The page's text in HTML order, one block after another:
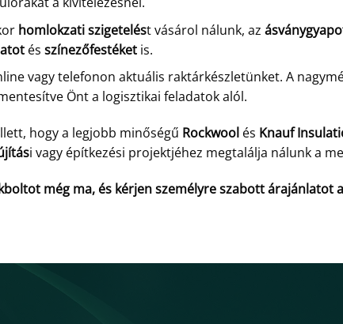
homlokzati szigetelést vásárol nálunk, az
és színezőfestéketis.
vagy telefonon aktuális raktárkészletünket. A
Önt a logisztikai feladatok alól.
hogy a legjobb minőségű Rockwool és Knauf
i vagy építkezési projektjéhez megtalálja nálunk a
még ma, és kérjen személyre szabott